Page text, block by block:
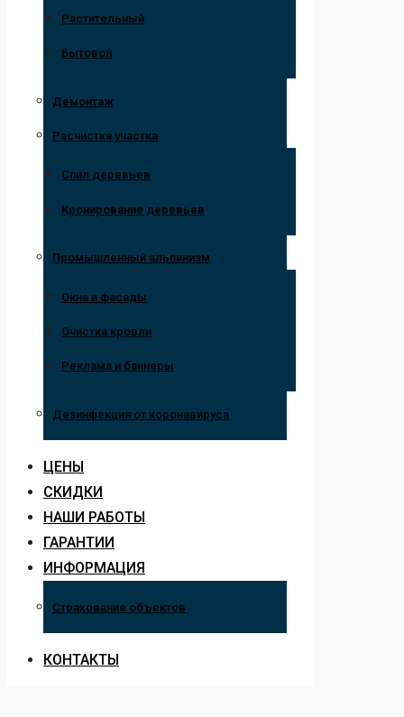
Растительный
Бытовой
Демонтаж
Расчистка участка
Спил деревьев
Кронирование деревьев
Промышленный альпинизм
Окна и фасады
Очистка кровли
Реклама и баннеры
Дезинфекция от коронавируса
ЦЕНЫ
СКИДКИ
НАШИ РАБОТЫ
ГАРАНТИИ
ИНФОРМАЦИЯ
Страхование объектов
КОНТАКТЫ